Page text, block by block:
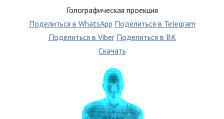
Голографическая проекция
Поделиться в WhatsApp Поделиться в Telegram
Поделиться в Viber Поделиться в ВК
Скачать